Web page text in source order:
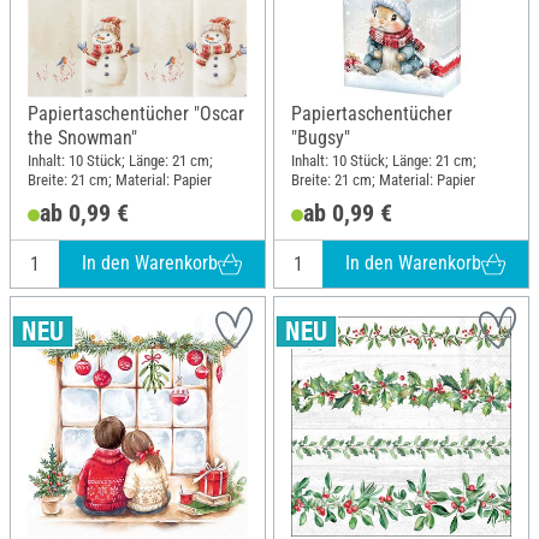
Papiertaschentücher "Oscar
the Snowman"
Inhalt: 10 Stück; Länge: 21 cm;
Breite: 21 cm; Material: Papier
ab 0,99 €
In den Warenkorb
Papiertaschentücher
"Bugsy"
Inhalt: 10 Stück; Länge: 21 cm;
Breite: 21 cm; Material: Papier
ab 0,99 €
In den Warenkorb